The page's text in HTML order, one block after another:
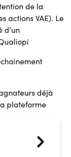
de la
actions VAE). Le
déjà
plateforme